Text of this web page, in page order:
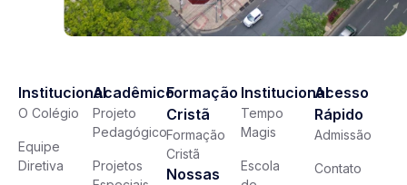
Institucional
O Colégio
Equipe
Diretiva
Acadêmico
Projeto
Pedagógico
Projetos
Formação
Cristã
Formação
Cristã
Nossas
Institucional
Tempo
Magis
Escola
Acesso
Rápido
Admissão
Contato